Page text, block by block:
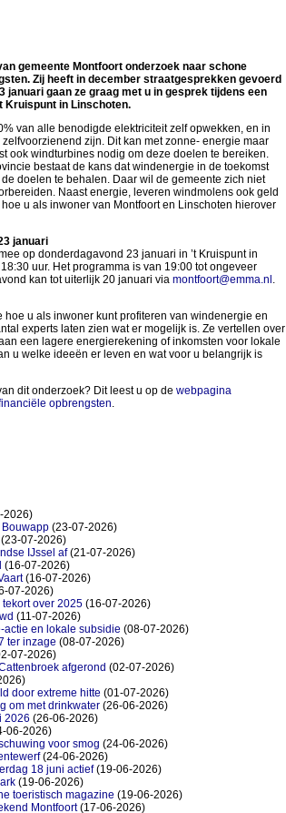
gemeente Montfoort onderzoek naar schone
Zij heeft in december straatgesprekken gevoerd
januari gaan ze graag met u in gesprek tijdens een
Kruispunt in Linschoten.
van alle benodigde elektriciteit zelf opwekken, en in
zijn. Dit kan met zonne- energie maar
ook windturbines nodig om deze doelen te bereiken.
bestaat de kans dat windenergie in de toekomst
doelen te behalen. Daar wil de gemeente zich niet
Naast energie, leveren windmolens ook geld
u als inwoner van Montfoort en Linschoten hierover
januari
op donderdagavond 23 januari in ’t Kruispunt in
uur. Het programma is van 19:00 tot ongeveer
kan tot uiterlijk 20 januari via montfoort@emma.nl
u als inwoner kunt profiteren van windenergie en
experts laten zien wat er mogelijk is. Ze vertellen over
een lagere energierekening of inkomsten voor lokale
u welke ideeën er leven en wat voor u belangrijk is
dit onderzoek? Dit leest u op de webpagina
opbrengsten
2026)
(23-07-2026)
(23-07-2026)
IJssel af(21-07-2026)
(16-07-2026)
(16-07-2026)
07-2026)
over 2025(16-07-2026)
(11-07-2026)
actie en lokale subsidie (08-07-2026)
ter inzage (08-07-2026)
07-2026)
afgerond (02-07-2026)
door extreme hitte (01-07-2026)
om met drinkwater(26-06-2026)
2026 (26-06-2026)
06-2026)
voor smog (24-06-2026)
(24-06-2026)
18 juni actief(19-06-2026)
(19-06-2026)
toeristisch magazine (19-06-2026)
Montfoort(17-06-2026)